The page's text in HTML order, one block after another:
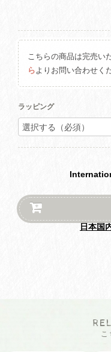
こちらの商品は完売い
ら よりお問い合わせく
ラッピング
日本国
こ